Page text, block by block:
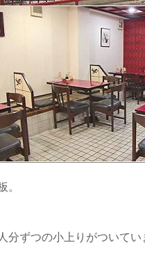
分ずつの小上りがついてい